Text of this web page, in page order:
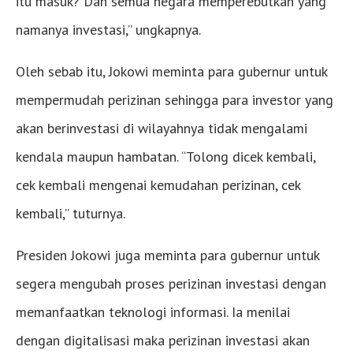
namanya investasi,” ungkapnya.
Oleh sebab itu, Jokowi meminta para gubernur untuk
mempermudah perizinan sehingga para investor yang
akan berinvestasi di wilayahnya tidak mengalami
kendala maupun hambatan. “Tolong dicek kembali,
cek kembali mengenai kemudahan perizinan, cek
kembali,” tuturnya.
Presiden Jokowi juga meminta para gubernur untuk
segera mengubah proses perizinan investasi dengan
memanfaatkan teknologi informasi. Ia menilai
dengan digitalisasi maka perizinan investasi akan